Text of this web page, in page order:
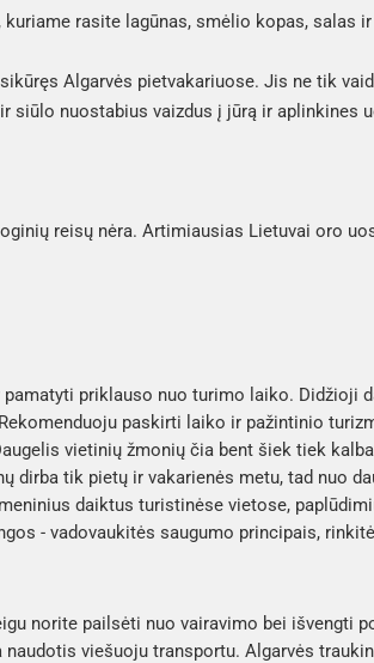
rasite lagūnas, smėlio kopas, salas
Algarvės pietvakariuose. Jis ne tik
siūlo nuostabius vaizdus į jūrą ir aplinkines
reisų nėra. Artimiausias Lietuvai oro
priklauso nuo turimo laiko. Didžioji
paskirti laiko ir pažintinio
vietinių žmonių čia bent šiek tiek
dirba tik pietų ir vakarienės metu, tad nuo
daiktus turistinėse vietose,
- vadovaukitės saugumo principais,
norite pailsėti nuo vairavimo bei išvengti
viešuoju transportu. Algarvės